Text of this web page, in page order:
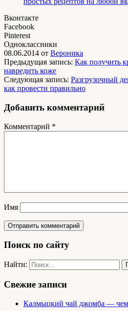
Вконтакте
Facebook
Pinterest
Одноклассники
08.06.2014 от Вероника
Предыдущая запись: Как получить
навредить коже
Следующая запись: Разгрузочный
как провести правильно
Добавить комментарий
Комментарий *
Имя
Поиск по сайту
Найти:
Свежие записи
Калмыцкий чай джомба — чем